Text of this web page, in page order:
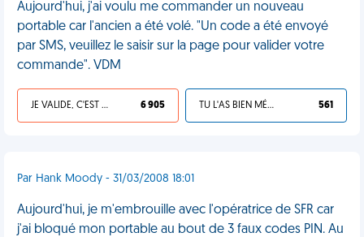
Aujourd'hui, j'ai voulu me commander un nouveau
portable car l'ancien a été volé. "Un code a été envoyé
par SMS, veuillez le saisir sur la page pour valider votre
commande". VDM
JE VALIDE, C'EST UNE VDM 6 905 TU L'AS BIEN MÉRITÉ 561
Par Hank Moody - 31/03/2008 18:01
Aujourd'hui, je m'embrouille avec l'opératrice de SFR car
j'ai bloqué mon portable au bout de 3 faux codes PIN. Au